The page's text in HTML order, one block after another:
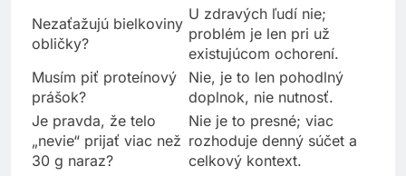
Nezaťažujú bielkoviny
obličky?
U zdravých ľudí nie;
problém je len pri už
existujúcom ochorení.
Musím piť proteínový
prášok?
Nie, je to len pohodlný
doplnok, nie nutnosť.
Je pravda, že telo
„nevie“ prijať viac než
30 g naraz?
Nie je to presné; viac
rozhoduje denný súčet a
celkový kontext.